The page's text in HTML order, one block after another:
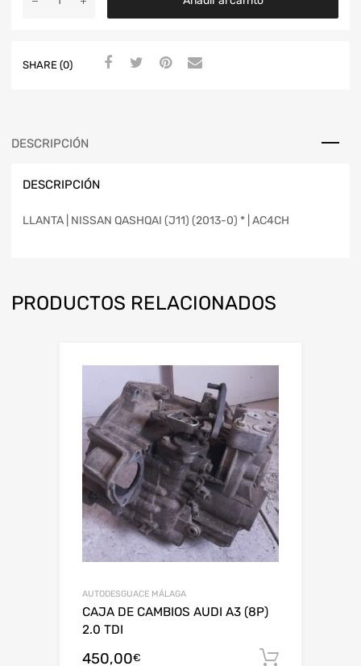
SHARE (0)
DESCRIPCIÓN
DESCRIPCIÓN
LLANTA | NISSAN QASHQAI (J11) (2013-0) * | AC4CH
PRODUCTOS RELACIONADOS
AUTODESGUACE MÁLAGA
CAJA DE CAMBIOS AUDI A3 (8P)
2.0 TDI
450,00€